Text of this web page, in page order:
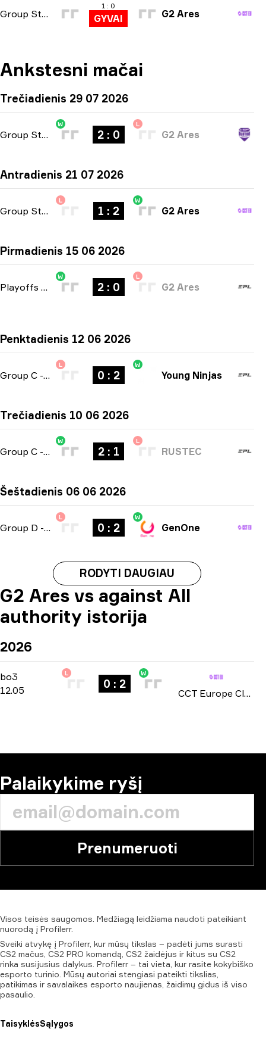
Group Stage
1 : 0
GYVAI G2 Ares
Ankstesni mačai
Trečiadienis 29 07 2026
Group Stage -bo3
W
2 : 0
L
G2 Ares
Antradienis 21 07 2026
Group Stage
L
1 : 2
W
G2 Ares
Pirmadienis 15 06 2026
Playoffs bo3
W
2 : 0
L
G2 Ares
Penktadienis 12 06 2026
Group C - bo3
L
0 : 2
W
Young Ninjas
Trečiadienis 10 06 2026
Group C - bo3
W
2 : 1
L
RUSTEC
Šeštadienis 06 06 2026
Group D - bo3
L
0 : 2
W
GenOne
RODYTI DAUGIAU
G2 Ares vs against All
authority istorija
2026
bo3 -bo3
12.05
L
0 : 2
W
CCT Europe Closed Qualifier: Series #2 2026
Palaikykime ryšį
Prenumeruoti
Visos teisės saugomos. Medžiagą leidžiama naudoti pateikiant
nuorodą į Profilerr.
Sveiki atvykę į Profilerr, kur mūsų tikslas – padėti jums surasti
CS2 mačus, CS2 PRO komandą, CS2 žaidėjus ir kitus su CS2
rinka susijusius dalykus. Profilerr – tai vieta, kur rasite kokybiško
esporto turinio. Mūsų autoriai stengiasi pateikti tikslias,
patikimas ir savalaikes esporto naujienas, žaidimų gidus iš viso
pasaulio.
TaisyklėsSąlygos